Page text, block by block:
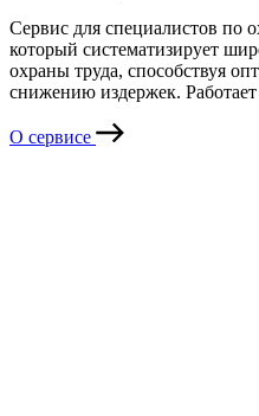
Сервис для специалистов по
который систематизирует
охраны труда, способствуя
снижению издержек.
О сервисе